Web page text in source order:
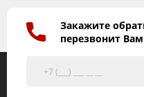
Закажите
перезвонит